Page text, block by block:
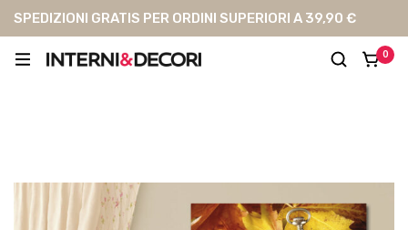
SPEDIZIONI GRATIS PER ORDINI SUPERIORI A 39,90 €
0